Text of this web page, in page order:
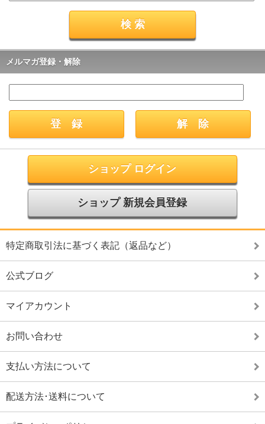
メルマガ登録・解除
ショップ ログイン
ショップ 新規会員登録
特定商取引法に基づく表記（返品など）
公式ブログ
マイアカウント
お問い合わせ
支払い方法について
配送方法･送料について